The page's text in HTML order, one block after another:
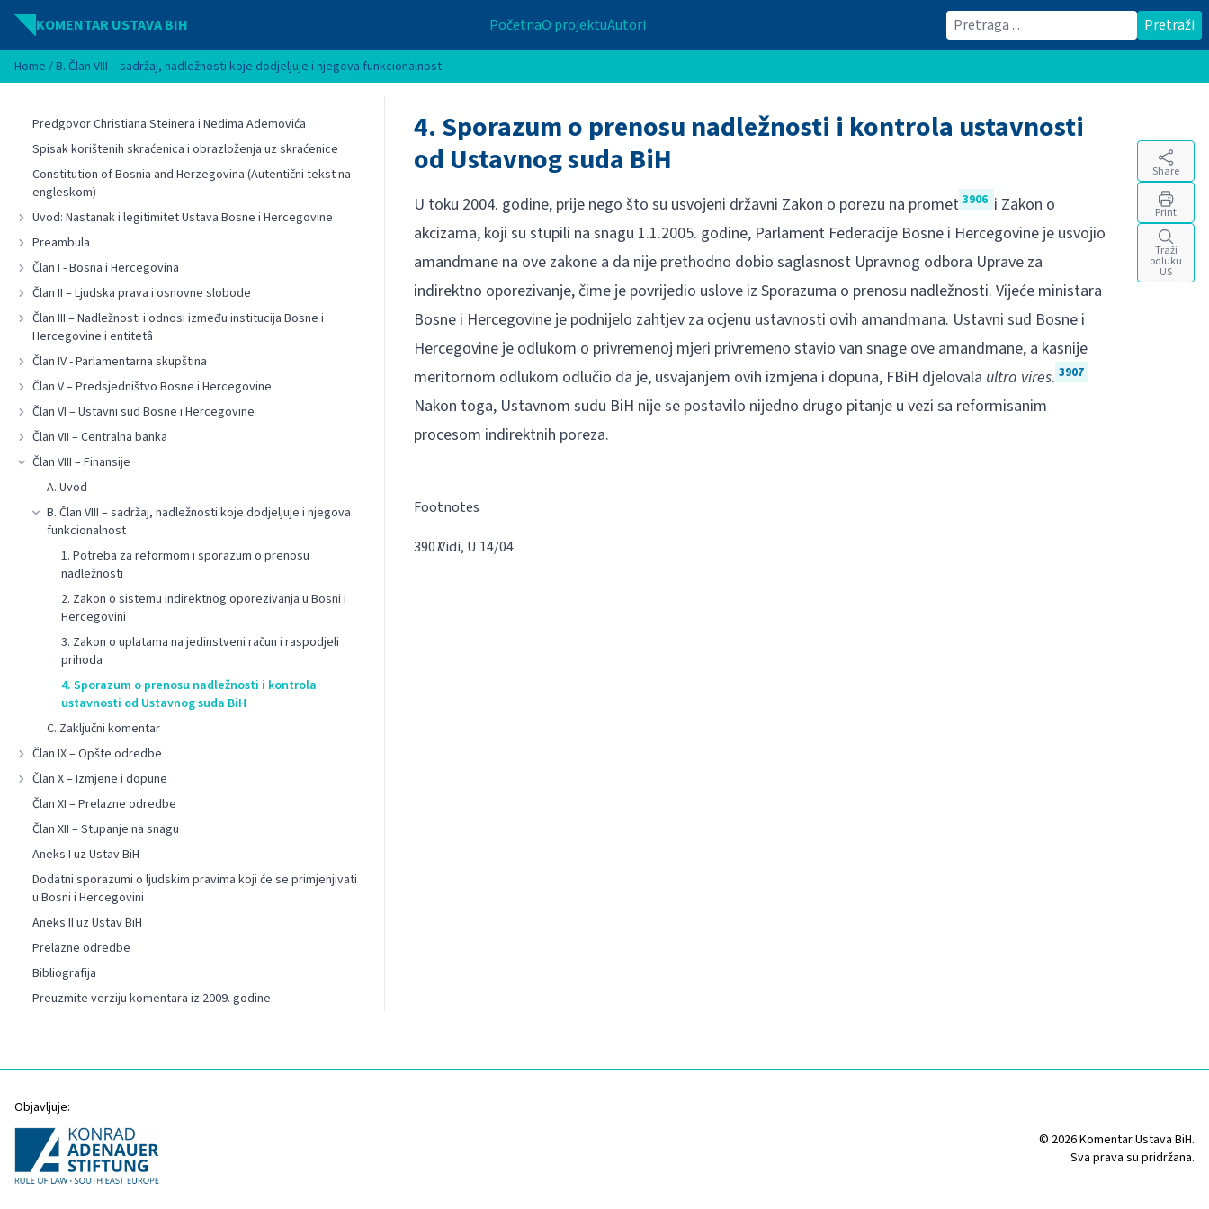
Idi na sadržaj
KOMENTAR USTAVA BIH PočetnaO projektuAutori Traži Pretraži
Home / B. Član VIII – sadržaj, nadležnosti koje dodjeljuje i njegova funkcionalnost
Predgovor Christiana Steinera i Nedima Ademovića
Spisak korištenih skraćenica i obrazloženja uz skraćenice
Constitution of Bosnia and Herzegovina (Autentični tekst na
engleskom)
Uvod: Nastanak i legitimitet Ustava Bosne i Hercegovine
Preambula
Član I - Bosna i Hercegovina
Član II – Ljudska prava i osnovne slobode
Član III – Nadležnosti i odnosi između institucija Bosne i
Hercegovine i entitetâ
Član IV - Parlamentarna skupština
Član V – Predsjedništvo Bosne i Hercegovine
Član VI – Ustavni sud Bosne i Hercegovine
Član VII – Centralna banka
Član VIII – Finansije
A. Uvod
B. Član VIII – sadržaj, nadležnosti koje dodjeljuje i njegova
funkcionalnost
1. Potreba za reformom i sporazum o prenosu
nadležnosti
2. Zakon o sistemu indirektnog oporezivanja u Bosni i
Hercegovini
3. Zakon o uplatama na jedinstveni račun i raspodjeli
prihoda
4. Sporazum o prenosu nadležnosti i kontrola
ustavnosti od Ustavnog suda BiH
C. Zaključni komentar
Član IX – Opšte odredbe
Član X – Izmjene i dopune
Član XI – Prelazne odredbe
Član XII – Stupanje na snagu
Aneks I uz Ustav BiH
Dodatni sporazumi o ljudskim pravima koji će se primjenjivati
u Bosni i Hercegovini
Aneks II uz Ustav BiH
Prelazne odredbe
Bibliografija
Preuzmite verziju komentara iz 2009. godine
4. Sporazum o prenosu nadležnosti i kontrola ustavnosti
od Ustavnog suda BiH
U toku 2004. godine, prije nego što su usvojeni državni Zakon o porezu na promet 3906 i Zakon o
akcizama, koji su stupili na snagu 1.1.2005. godine, Parlament Federacije Bosne i Hercegovine je usvojio
amandmane na ove zakone a da nije prethodno dobio saglasnost Upravnog odbora Uprave za
indirektno oporezivanje, čime je povrijedio uslove iz Sporazuma o prenosu nadležnosti. Vijeće ministara
Bosne i Hercegovine je podnijelo zahtjev za ocjenu ustavnosti ovih amandmana. Ustavni sud Bosne i
Hercegovine je odlukom o privremenoj mjeri privremeno stavio van snage ove amandmane, a kasnije
meritornom odlukom odlučio da je, usvajanjem ovih izmjena i dopuna, FBiH djelovala ultra vires. 3907
Nakon toga, Ustavnom sudu BiH nije se postavilo nijedno drugo pitanje u vezi sa reformisanim
procesom indirektnih poreza.
Footnotes
Vidi, U 14/04.
Share
Print
Traži
odluku
US
Objavljuje:
© 2026 Komentar Ustava BiH.
Sva prava su pridržana.